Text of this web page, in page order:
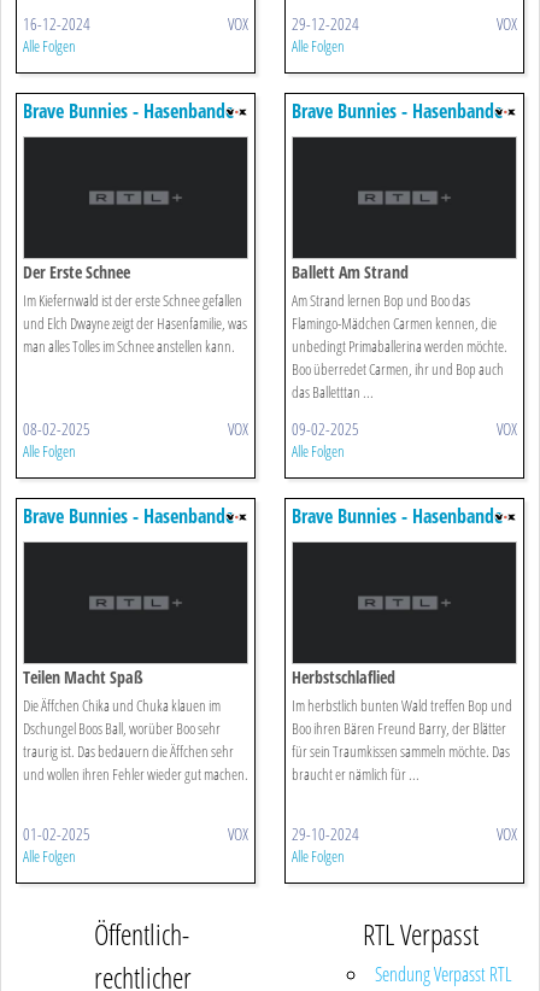
16-12-2024 VOX
Alle Folgen
29-12-2024 VOX
Alle Folgen
Brave Bunnies - Hasenbande
Unterwegs
Der Erste Schnee
Im Kiefernwald ist der erste Schnee gefallen
und Elch Dwayne zeigt der Hasenfamilie, was
man alles Tolles im Schnee anstellen kann.
08-02-2025 VOX
Alle Folgen
Brave Bunnies - Hasenbande
Unterwegs
Ballett Am Strand
Am Strand lernen Bop und Boo das
Flamingo-Mädchen Carmen kennen, die
unbedingt Primaballerina werden möchte.
Boo überredet Carmen, ihr und Bop auch
das Balletttan ...
09-02-2025 VOX
Alle Folgen
Brave Bunnies - Hasenbande
Unterwegs
Teilen Macht Spaß
Die Äffchen Chika und Chuka klauen im
Dschungel Boos Ball, worüber Boo sehr
traurig ist. Das bedauern die Äffchen sehr
und wollen ihren Fehler wieder gut machen.
01-02-2025 VOX
Alle Folgen
Brave Bunnies - Hasenbande
Unterwegs
Herbstschlaflied
Im herbstlich bunten Wald treffen Bop und
Boo ihren Bären Freund Barry, der Blätter
für sein Traumkissen sammeln möchte. Das
braucht er nämlich für ...
29-10-2024 VOX
Alle Folgen
Öffentlich-
rechtlicher
RTL Verpasst
Sendung Verpasst RTL